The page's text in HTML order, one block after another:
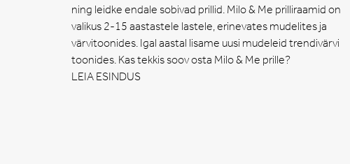
ning leidke endale sobivad prillid. Milo & Me prilliraamid on
valikus 2-15 aastastele lastele, erinevates mudelites ja
värvitoonides. Igal aastal lisame uusi mudeleid trendivärvi
toonides. Kas tekkis soov osta Milo & Me prille?
LEIA ESINDUS